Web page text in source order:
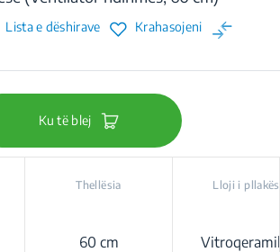
Lista e dëshirave Krahasojeni
Ku të blej
Thellësia
60 cm
Lloji i pllakës